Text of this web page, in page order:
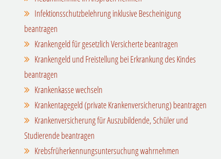
Infektionsschutzbelehrung inklusive Bescheinigung
beantragen
Krankengeld für gesetzlich Versicherte beantragen
Krankengeld und Freistellung bei Erkrankung des Kindes
beantragen
Krankenkasse wechseln
Krankentagegeld (private Krankenversicherung) beantragen
Krankenversicherung für Auszubildende, Schüler und
Studierende beantragen
Krebsfrüherkennungsuntersuchung wahrnehmen